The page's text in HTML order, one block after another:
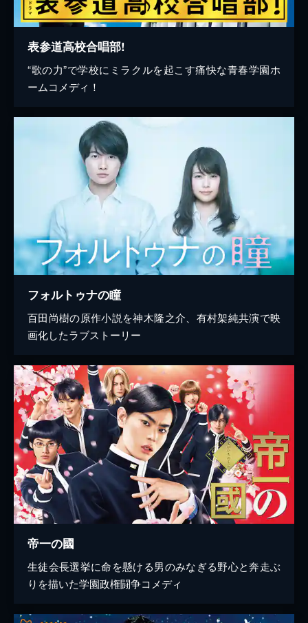
表参道高校合唱部!
“歌の力”で学校にミラクルを起こす痛快な青春学園ホ
ームコメディ！
フォルトゥナの瞳
百田尚樹の原作小説を神木隆之介、有村架純共演で映
画化したラブストーリー
帝一の國
生徒会長選挙に命を懸ける男のみなぎる野心と奔走ぶ
りを描いた学園政権闘争コメディ